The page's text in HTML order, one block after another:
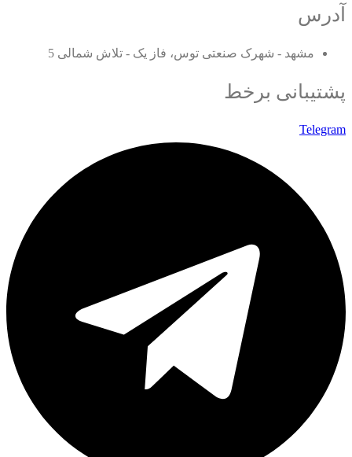
آدرس
مشهد - شهرک صنعتی توس، فاز یک - تلاش شمالی 5
پشتیبانی برخط
Telegram